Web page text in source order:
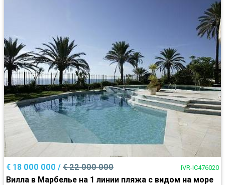
€ 18 000 000 / € 22 000 000 IVR-IC476020
Вилла в Марбелье на 1 линии пляжа с видом на море